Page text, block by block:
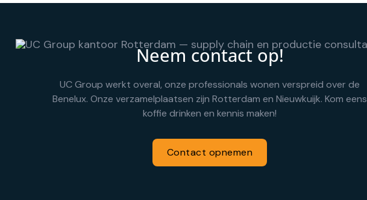
Neem contact op!
UC Group werkt overal, onze professionals wonen verspreid over de
Benelux. Onze verzamelplaatsen zijn Rotterdam en Nieuwkuijk. Kom eens
koffie drinken en kennis maken!
Contact opnemen